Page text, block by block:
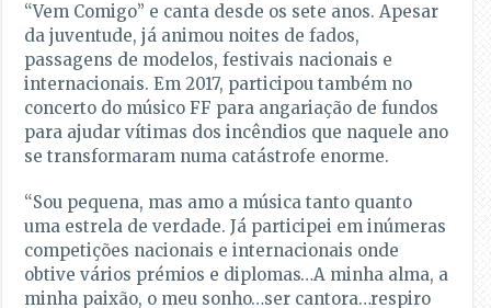
“Vem Comigo” e canta desde os sete anos. Apesar
da juventude, já animou noites de fados,
passagens de modelos, festivais nacionais e
internacionais. Em 2017, participou também no
concerto do músico FF para angariação de fundos
para ajudar vítimas dos incêndios que naquele ano
se transformaram numa catástrofe enorme.
“Sou pequena, mas amo a música tanto quanto
uma estrela de verdade. Já participei em inúmeras
competições nacionais e internacionais onde
obtive vários prémios e diplomas…A minha alma, a
minha paixão, o meu sonho…ser cantora…respiro